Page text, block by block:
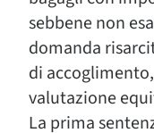
sebbene non
domanda
di
valutazione
La prima